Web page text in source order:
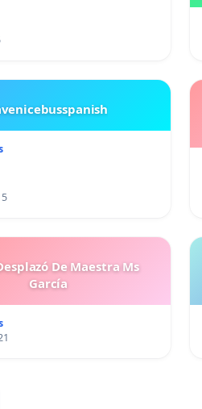
De Maestra Ms
García